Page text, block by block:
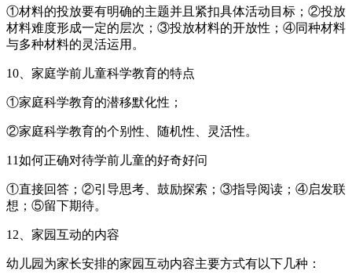
①材料的投放要有明确的主题并且紧扣具体活动目标；②投放
材料难度形成一定的层次；③投放材料的开放性；④同种材料
与多种材料的灵活运用。
10、家庭学前儿童科学教育的特点
①家庭科学教育的潜移默化性；
②家庭科学教育的个别性、随机性、灵活性。
11如何正确对待学前儿童的好奇好问
①直接回答；②引导思考、鼓励探索；③指导阅读；④启发联
想；⑤留下期待。
12、家园互动的内容
幼儿园为家长安排的家园互动内容主要方式有以下几种：